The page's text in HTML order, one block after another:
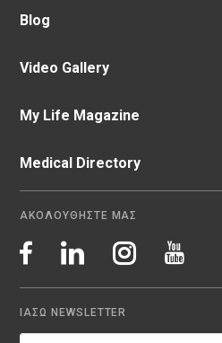
Blog
Video Gallery
My Life Magazine
Medical Directory
ΑΚΟΛΟΥΘΗΣΤΕ ΜΑΣ
ΙΑΣΩ NEWSLETTER